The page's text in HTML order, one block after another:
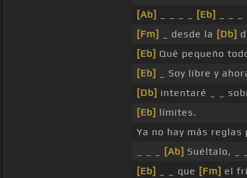
[Ab]
[Eb]
[Fm]
_ desde la [Db]
[Eb] Qué pequeño
[Eb]
_ Soy libre y
[Db] intentaré _ _
[Eb] límites.
Ya no hay más reglas
[Ab] Suéltalo, _ _
[Eb]
_ _ que [Fm] el